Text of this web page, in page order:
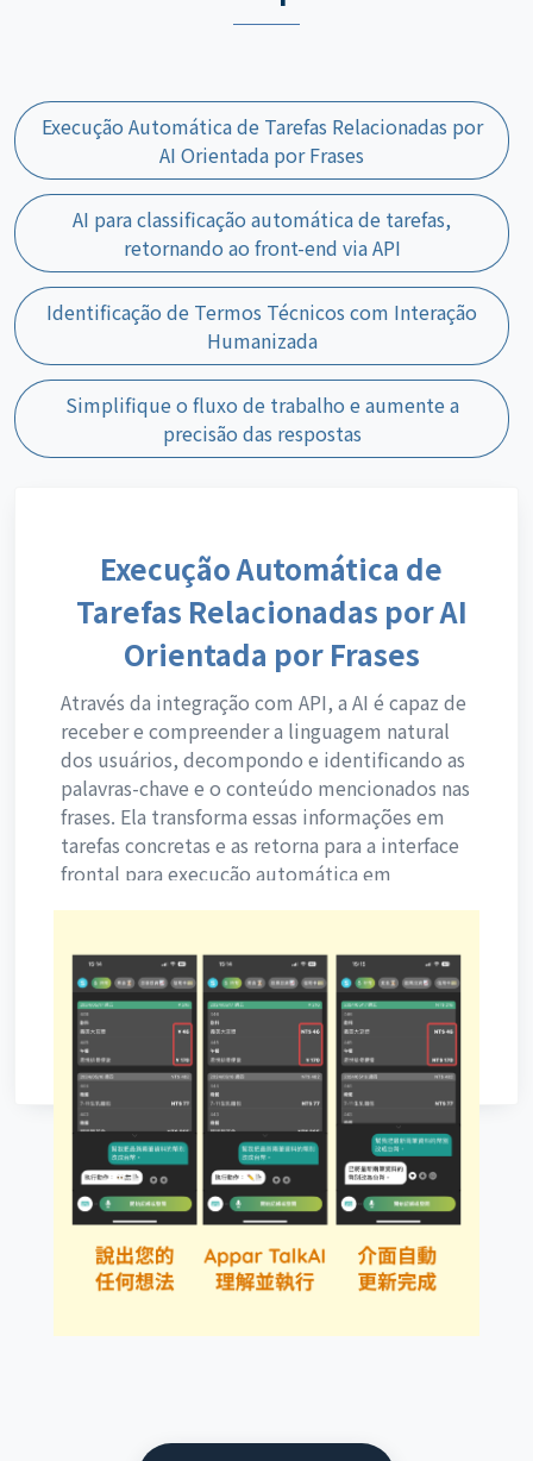
Execução Automática de Tarefas Relacionadas por
AI Orientada por Frases
AI para classificação automática de tarefas,
retornando ao front-end via API
Identificação de Termos Técnicos com Interação
Humanizada
Simplifique o fluxo de trabalho e aumente a
precisão das respostas
Execução Automática de
Tarefas Relacionadas por AI
Orientada por Frases
Através da integração com API, a AI é capaz de
receber e compreender a linguagem natural
dos usuários, decompondo e identificando as
palavras-chave e o conteúdo mencionados nas
frases. Ela transforma essas informações em
tarefas concretas e as retorna para a interface
frontal para execução automática em
manuais.